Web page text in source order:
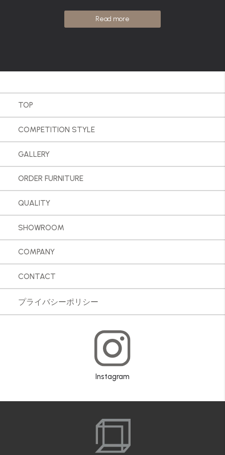
Read more
TOP
COMPETITION STYLE
GALLERY
ORDER FURNITURE
QUALITY
SHOWROOM
COMPANY
CONTACT
プライバシーポリシー
Instagram